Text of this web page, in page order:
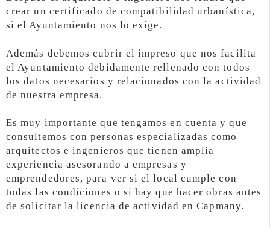
crear un certificado de compatibilidad urbanística,
si el Ayuntamiento nos lo exige.
Además debemos cubrir el impreso que nos facilita
el Ayuntamiento debidamente rellenado con todos
los datos necesarios y relacionados con la actividad
de nuestra empresa.
Es muy importante que tengamos en cuenta y que
consultemos con personas especializadas como
arquitectos e ingenieros que tienen amplia
experiencia asesorando a empresas y
emprendedores, para ver si el local cumple con
todas las condiciones o si hay que hacer obras antes
de solicitar la licencia de actividad en Capmany.